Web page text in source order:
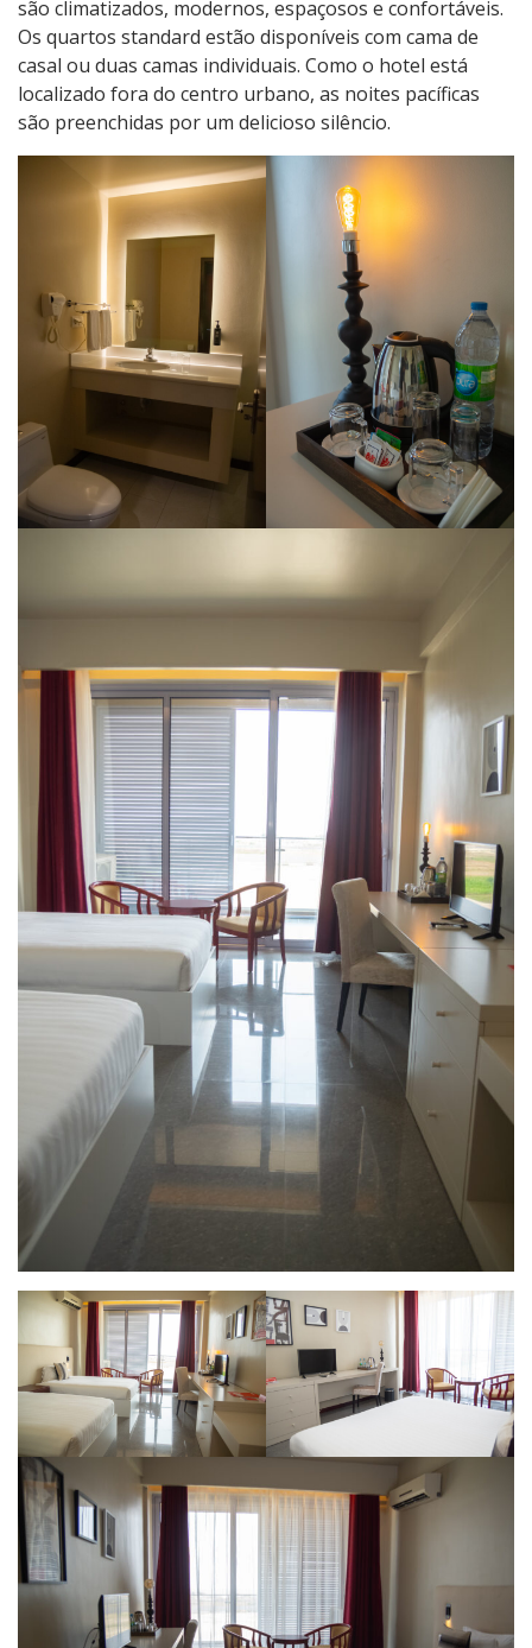
são climatizados, modernos, espaçosos e confortáveis.
Os quartos standard estão disponíveis com cama de
casal ou duas camas individuais. Como o hotel está
localizado fora do centro urbano, as noites pacíficas
são preenchidas por um delicioso silêncio.